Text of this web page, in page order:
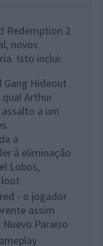
Redemption 2
novos
Isto inclui:
Gang Hideout
Arthur
a um
a
à eliminação
Lobos,
loot
- o jogador
assim
Paraiso